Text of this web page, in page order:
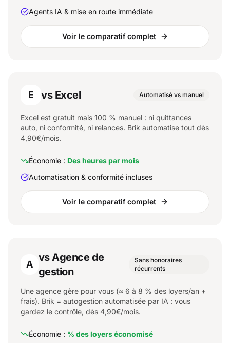
Agents IA & mise en route immédiate
Voir le comparatif complet
E vs Excel Automatisé vs manuel
Excel est gratuit mais 100 % manuel : ni quittances
auto, ni conformité, ni relances. Brik automatise tout dès
4,90€/mois.
Économie : Des heures par mois
Automatisation & conformité incluses
Voir le comparatif complet
A
vs Agence de
gestion
Sans honoraires
récurrents
Une agence gère pour vous (≈ 6 à 8 % des loyers/an +
frais). Brik = autogestion automatisée par IA : vous
gardez le contrôle, dès 4,90€/mois.
Économie : % des loyers économisé